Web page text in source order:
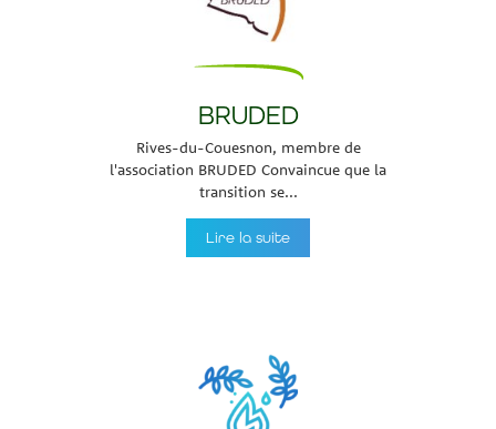
BRUDED
Rives-du-Couesnon, membre de
l'association BRUDED Convaincue que la
transition se...
Lire la suite